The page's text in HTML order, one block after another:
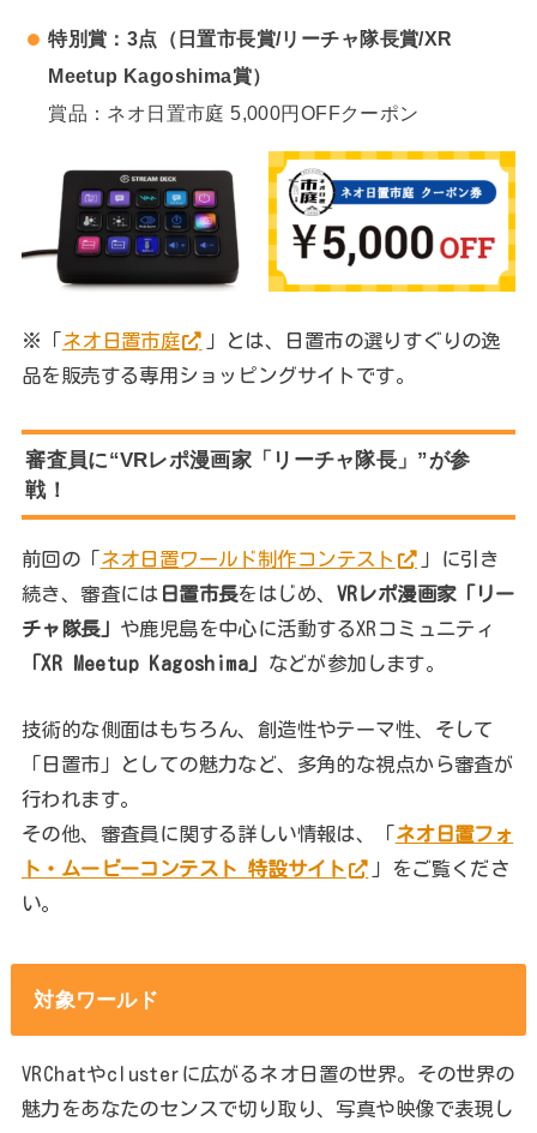
特別賞：3点（日置市長賞/リーチャ隊長賞/XR
Meetup Kagoshima賞）
賞品：ネオ日置市庭 5,000円OFFクーポン
※「ネオ日置市庭
」とは、日置市の選りすぐりの逸
品を販売する専用ショッピングサイトです。
審査員に“VRレポ漫画家「リーチャ隊長」”が参
戦！
前回の「ネオ日置ワールド制作コンテスト
」に引き
続き、審査には 日置市長をはじめ、 VRレポ漫画家「リー
チャ隊長」 や鹿児島を中心に活動するXRコミュニティ
「XR Meetup Kagoshima」 などが参加します。
技術的な側面はもちろん、創造性やテーマ性、そして
「日置市」としての魅力など、多角的な視点から審査が
行われます。
その他、審査員に関する詳しい情報は、「ネオ日置フォ
ト・ムービーコンテスト 特設サイト
」をご覧くださ
い。
対象ワールド
VRChatやclusterに広がるネオ日置の世界。その世界の
魅力をあなたのセンスで切り取り、写真や映像で表現し